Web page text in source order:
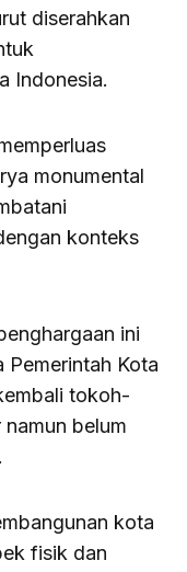
diserahkan
Indonesia.
monumental
konteks
ini
Pemerintah Kota
tokoh-
belum
kota
fisik dan